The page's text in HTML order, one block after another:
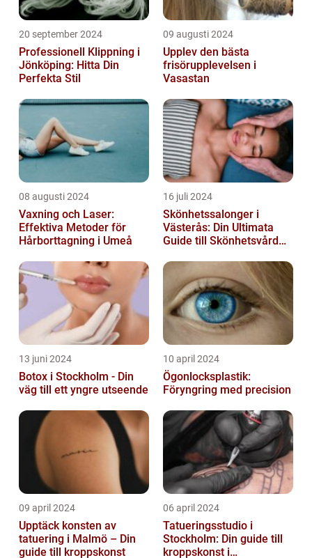
20 september 2024
Professionell Klippning i
Jönköping: Hitta Din
Perfekta Stil
09 augusti 2024
Upplev den bästa
frisörupplevelsen i
Vasastan
08 augusti 2024
Vaxning och Laser:
Effektiva Metoder för
Hårborttagning i Umeå
16 juli 2024
Skönhetssalonger i
Västerås: Din Ultimata
Guide till Skönhetsvård
13 juni 2024
Botox i Stockholm - Din
väg till ett yngre utseende
10 april 2024
Ögonlocksplastik:
Föryngring med precision
09 april 2024
Upptäck konsten av
tatuering i Malmö – Din
guide till kroppskonst
06 april 2024
Tatueringsstudio i
Stockholm: Din guide till
kroppskonst i